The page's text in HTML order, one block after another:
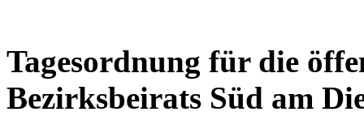
Tagesordnung für die
Bezirksbeirats Süd am